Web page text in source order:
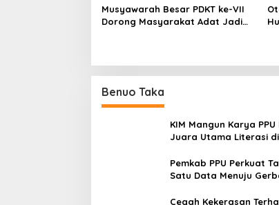
Musyawarah Besar PDKT ke-VII
Dorong Masyarakat Adat Jadi
Benuo Taka
KIM Mangun Karya PPU
Juara Utama Literasi di
Panggung Nasional
Pemkab PPU Perkuat
Satu Data Menuju
Cegah Kekerasan